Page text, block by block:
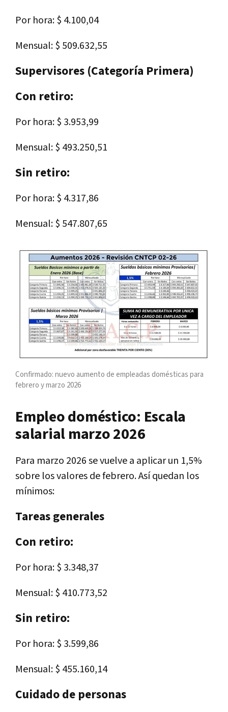
Por hora: $ 4.100,04
Mensual: $ 509.632,55
Supervisores (Categoría Primera)
Con retiro:
Por hora: $ 3.953,99
Mensual: $ 493.250,51
Sin retiro:
Por hora: $ 4.317,86
Mensual: $ 547.807,65
Confirmado: nuevo aumento de empleadas domésticas para
febrero y marzo 2026
Empleo doméstico: Escala
salarial marzo 2026
Para marzo 2026 se vuelve a aplicar un 1,5%
sobre los valores de febrero. Así quedan los
mínimos:
Tareas generales
Con retiro:
Por hora: $ 3.348,37
Mensual: $ 410.773,52
Sin retiro:
Por hora: $ 3.599,86
Mensual: $ 455.160,14
Cuidado de personas